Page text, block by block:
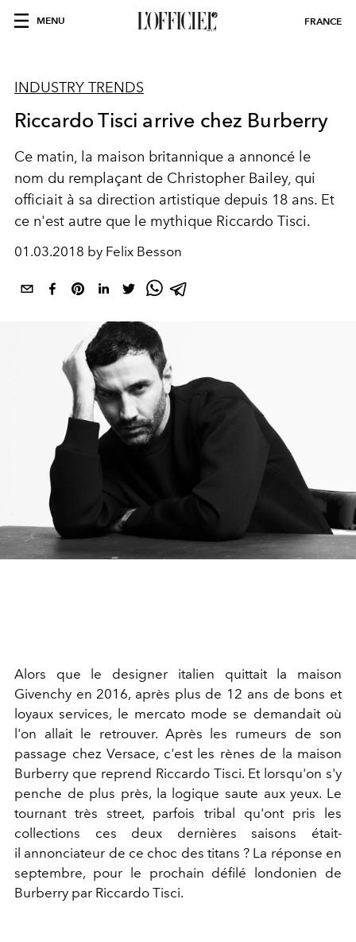
MENU FRANCE
INDUSTRY TRENDS
Riccardo Tisci arrive chez Burberry
Ce matin, la maison britannique a annoncé le
nom du remplaçant de Christopher Bailey, qui
officiait à sa direction artistique depuis 18 ans. Et
ce n'est autre que le mythique Riccardo Tisci.
01.03.2018 by Felix Besson
Alors que le designer italien quittait la maison
Givenchy en 2016, après plus de 12 ans de bons et
loyaux services, le mercato mode se demandait où
l'on allait le retrouver. Après les rumeurs de son
passage chez Versace, c'est les rènes de la maison
Burberry que reprend Riccardo Tisci. Et lorsqu'on s'y
penche de plus près, la logique saute aux yeux. Le
tournant très street, parfois tribal qu'ont pris les
collections ces deux dernières saisons était-
il annonciateur de ce choc des titans ? La réponse en
septembre, pour le prochain défilé londonien de
Burberry par Riccardo Tisci.